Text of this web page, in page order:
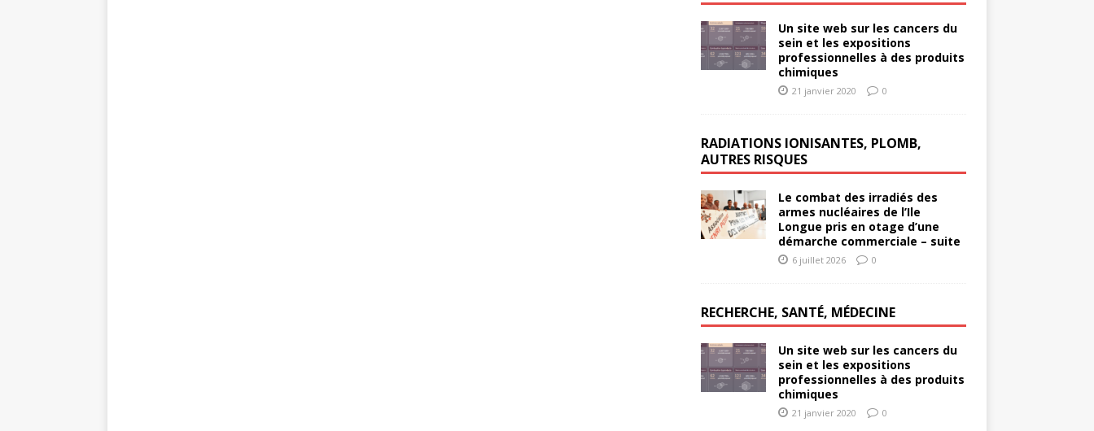
Un site web sur les cancers du
sein et les expositions
professionnelles à des produits
chimiques
21 janvier 2020 0
RADIATIONS IONISANTES, PLOMB,
AUTRES RISQUES
Le combat des irradiés des
armes nucléaires de l’Ile
Longue pris en otage d’une
démarche commerciale – suite
6 juillet 2026 0
RECHERCHE, SANTÉ, MÉDECINE
Un site web sur les cancers du
sein et les expositions
professionnelles à des produits
chimiques
21 janvier 2020 0